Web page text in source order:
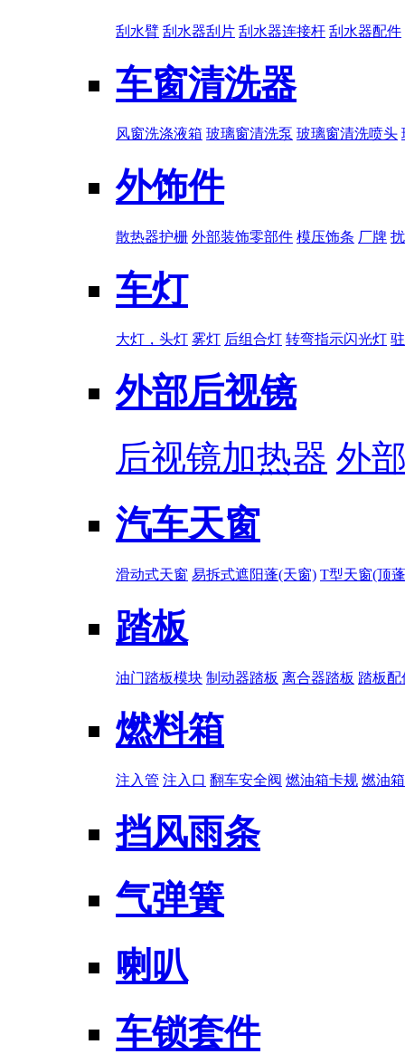
刮水臂 刮水器刮片 刮水器连接杆 刮水器配件
车窗清洗器
风窗洗涤液箱 玻璃窗清洗泵 玻璃窗清洗喷头
外饰件
散热器护栅 外部装饰零部件 模压饰条 厂牌
车灯
大灯，头灯 雾灯 后组合灯 转弯指示闪光灯
外部后视镜
后视镜加热器 外
汽车天窗
滑动式天窗 易拆式遮阳蓬(天窗) T型天窗(顶
踏板
油门踏板模块 制动器踏板 离合器踏板 踏板配
燃料箱
注入管 注入口 翻车安全阀 燃油箱卡规 燃油
挡风雨条
气弹簧
喇叭
车锁套件